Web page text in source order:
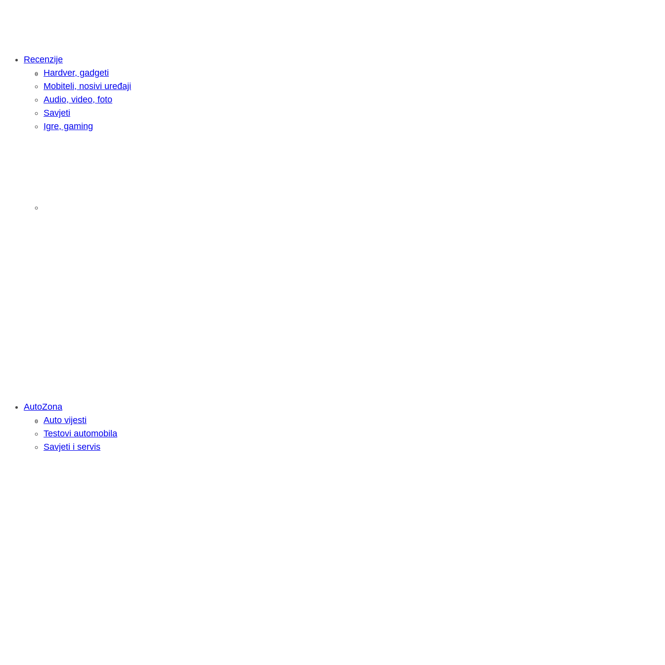
Intervju: Goran Jović, fotograf - Hrvatska kakvu svijet tek otkriva
Recenzije
Hardver, gadgeti
Mobiteli, nosivi uređaji
Audio, video, foto
Savjeti
Igre, gaming
Savjetujemo: Što učiniti kada vaš iPad treba servis? Alpha servis nudi rješenja
AutoZona
Auto vijesti
Testovi automobila
Savjeti i servis